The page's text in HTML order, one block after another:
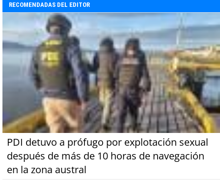
RECOMENDADAS DEL EDITOR
PDI detuvo a prófugo por explotación sexual
después de más de 10 horas de navegación
en la zona austral